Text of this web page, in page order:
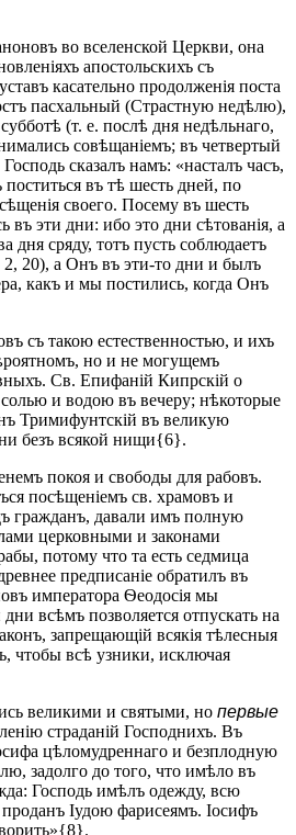
во вселенской Церкви, она
апостольскихъ съ
касательно продолженія поста
пасхальный (Страстную недѣлю),
(т. е. послѣ дня недѣльнаго,
совѣщаніемъ; въ четвертый
сказалъ намъ: «насталъ часъ,
въ тѣ шесть дней, по
своего. Посему въ шесть
эти дни: ибо это дни сѣтованія, а
дня сряду, тотъ пусть соблюдаетъ
2, 20), а Онъ въ эти-то дни и былъ
какъ и мы постились, когда Онъ
съ такою естественностью, и ихъ
но и не могущемъ
Св. Епифаній Кипрскій о
и водою въ вечеру; нѣкоторые
Тримифунтскій въ великую
безъ всякой нищи{6}.
покоя и свободы для рабовъ.
посѣщеніемъ св. храмовъ и
гражданъ, давали имъ полную
церковными и законами
потому что та есть седмица
предписаніе обратилъ въ
императора Ѳеодосія мы
всѣмъ позволяется отпускать на
запрещающій всякія тѣлесныя
чтобы всѣ узники, исключая
великими и святыми, но первые
страданій Господнихъ. Въ
цѣломудреннаго и безплодную
задолго до того, что имѣло въ
Господь имѣлъ одежду, всю
Іудою фарисеямъ. Іосифъ